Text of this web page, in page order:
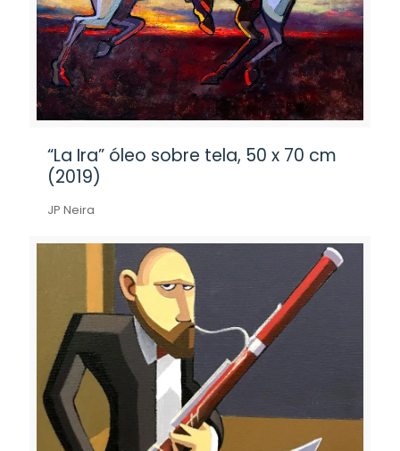
“La Ira” óleo sobre tela, 50 x 70 cm
(2019)
JP Neira